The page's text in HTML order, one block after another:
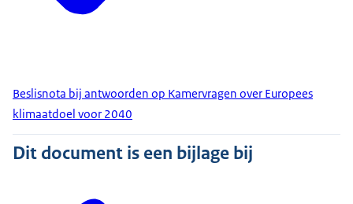
Beslisnota bij antwoorden op Kamervragen over Europees
klimaatdoel voor 2040
Dit document is een bijlage bij